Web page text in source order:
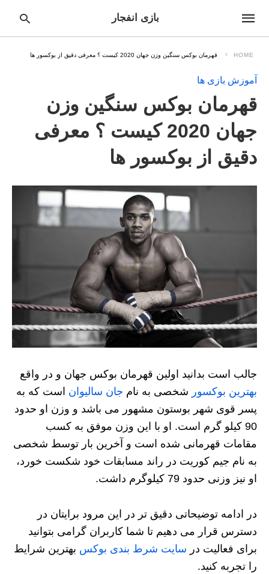
بازی انفجار
HOME قهرمان بوکس سنگین وزن جهان 2020 کیست ؟ معرفی دقیق از بوکسور ها
آموزش بازی ها
قهرمان بوکس سنگین وزن
جهان 2020 کیست ؟ معرفی
دقیق از بوکسور ها
جالب است بدانید اولین قهرمان بوکس جهان و در واقع
بهترین بوکسور شخصی به نام جان سالیوان است که به
پسر قوی شهر بوستون مشهور می باشد و وزن او حدود
90 کیلو گرم است. او با این وزن موفق به کسب
مقامات قهرمانی شده است و آخرین بار توسط شخصی
به نام جیم کوریت در راند مسابقات خود شکست خورد،
او نیز وزنی حدود 79 کیلوگرم داشت.
در ادامه توضیحاتی دقیق تر در این مرود برایتان در
دسترس قرار می دهیم تا شما کاربران گرامی بتوانید
برای فعالیت در سایت شرط بندی بوکس بهترین شرایط
را تجربه کنید.